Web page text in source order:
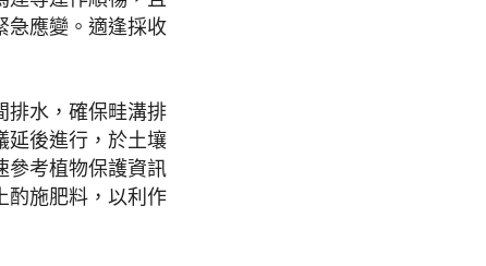
急應變。適逢採收
排水，確保畦溝排
延後進行，於土壤
參考植物保護資訊
酌施肥料，以利作